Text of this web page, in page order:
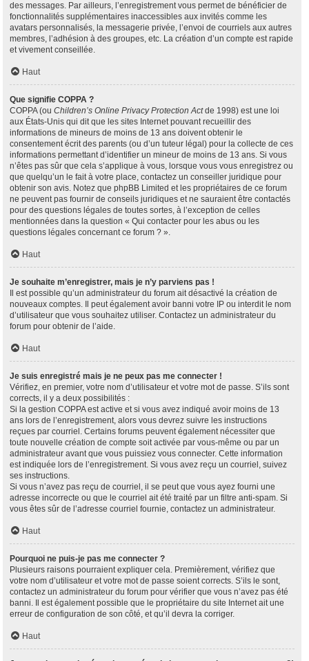
des messages. Par ailleurs, l’enregistrement vous permet de bénéficier de
fonctionnalités supplémentaires inaccessibles aux invités comme les
avatars personnalisés, la messagerie privée, l’envoi de courriels aux autres
membres, l’adhésion à des groupes, etc. La création d’un compte est rapide
et vivement conseillée.
Haut
Que signifie COPPA ?
COPPA (ou Children’s Online Privacy Protection Actde 1998) est une loi
aux États-Unis qui dit que les sites Internet pouvant recueillir des
informations de mineurs de moins de 13 ans doivent obtenir le
consentement écrit des parents (ou d’un tuteur légal) pour la collecte de ces
informations permettant d’identifier un mineur de moins de 13 ans. Si vous
n’êtes pas sûr que cela s’applique à vous, lorsque vous vous enregistrez ou
que quelqu’un le fait à votre place, contactez un conseiller juridique pour
obtenir son avis. Notez que phpBB Limited et les propriétaires de ce forum
ne peuvent pas fournir de conseils juridiques et ne sauraient être contactés
pour des questions légales de toutes sortes, à l’exception de celles
mentionnées dans la question « Qui contacter pour les abus ou les
questions légales concernant ce forum ? ».
Haut
Je souhaite m’enregistrer, mais je n’y parviens pas !
Il est possible qu’un administrateur du forum ait désactivé la création de
nouveaux comptes. Il peut également avoir banni votre IP ou interdit le nom
d’utilisateur que vous souhaitez utiliser. Contactez un administrateur du
forum pour obtenir de l’aide.
Haut
Je suis enregistré mais je ne peux pas me connecter !
Vérifiez, en premier, votre nom d’utilisateur et votre mot de passe. S’ils sont
corrects, il y a deux possibilités :
Si la gestion COPPA est active et si vous avez indiqué avoir moins de 13
ans lors de l’enregistrement, alors vous devrez suivre les instructions
reçues par courriel. Certains forums peuvent également nécessiter que
toute nouvelle création de compte soit activée par vous-même ou par un
administrateur avant que vous puissiez vous connecter. Cette information
est indiquée lors de l’enregistrement. Si vous avez reçu un courriel, suivez
ses instructions.
Si vous n’avez pas reçu de courriel, il se peut que vous ayez fourni une
adresse incorrecte ou que le courriel ait été traité par un filtre anti-spam. Si
vous êtes sûr de l’adresse courriel fournie, contactez un administrateur.
Haut
Pourquoi ne puis-je pas me connecter ?
Plusieurs raisons pourraient expliquer cela. Premièrement, vérifiez que
votre nom d’utilisateur et votre mot de passe soient corrects. S’ils le sont,
contactez un administrateur du forum pour vérifier que vous n’avez pas été
banni. Il est également possible que le propriétaire du site Internet ait une
erreur de configuration de son côté, et qu’il devra la corriger.
Haut